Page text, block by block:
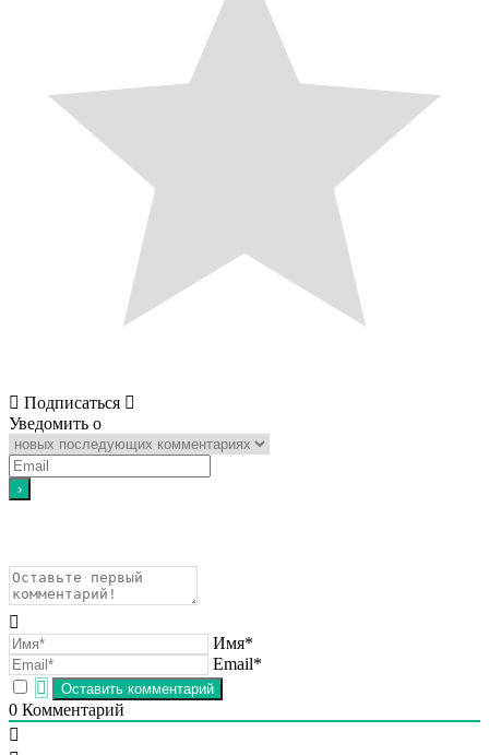
Подписаться
Уведомить о
Имя*
Email*
0 Комментарий